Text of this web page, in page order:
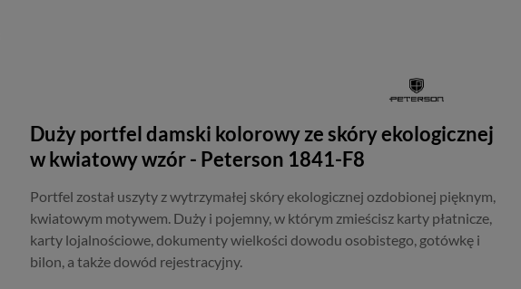
Duży portfel damski kolorowy ze skóry ekologicznej
w kwiatowy wzór - Peterson 1841-F8
Portfel został uszyty z wytrzymałej skóry ekologicznej ozdobionej pięknym,
kwiatowym motywem. Duży i pojemny, w którym zmieścisz karty płatnicze,
karty lojalnościowe, dokumenty wielkości dowodu osobistego, gotówkę i
bilon, a także dowód rejestracyjny.